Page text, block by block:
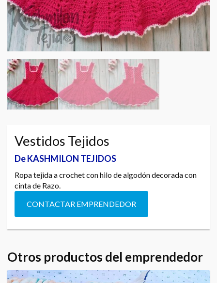
Vestidos Tejidos
De KASHMILON TEJIDOS
Ropa tejida a crochet con hilo de algodón decorada con
cinta de Razo.
CONTACTAR EMPRENDEDOR
Otros productos del emprendedor